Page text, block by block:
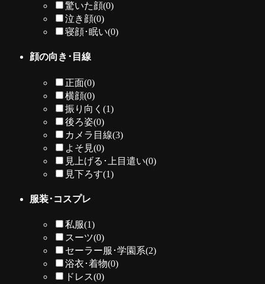
驚いた顔(0)
泣き顔(0)
寝顔･眠い(0)
顔の向き･目線
正面(0)
横顔(0)
振り向く(1)
後ろ姿(0)
カメラ目線(3)
よそ見(0)
見上げる･上目遣い(0)
見下ろす(1)
服装･コスプレ
私服(1)
スーツ(0)
セーラー服･学園系(2)
浴衣･着物(0)
ドレス(0)